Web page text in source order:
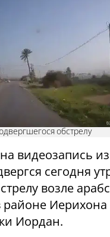
обстрелу
видеозапись из
сегодня
возле
районе
Иордан.